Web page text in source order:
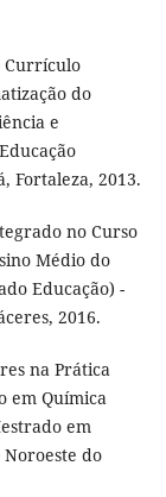
Currículo
do
e
Fortaleza, 2013.
no Curso
Médio do
Educação) -
2016.
na Prática
em Química
em
Noroeste do